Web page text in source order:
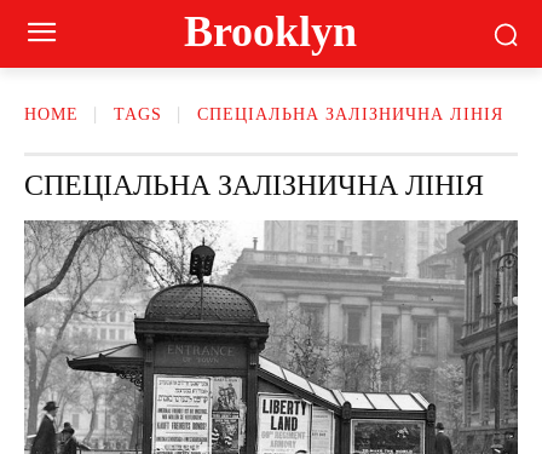
Brooklyn
HOME TAGS СПЕЦІАЛЬНА ЗАЛІЗНИЧНА ЛІНІЯ
СПЕЦІАЛЬНА ЗАЛІЗНИЧНА ЛІНІЯ